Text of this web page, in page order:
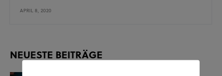
APRIL 8, 2020
NEUESTE BEITRÄGE